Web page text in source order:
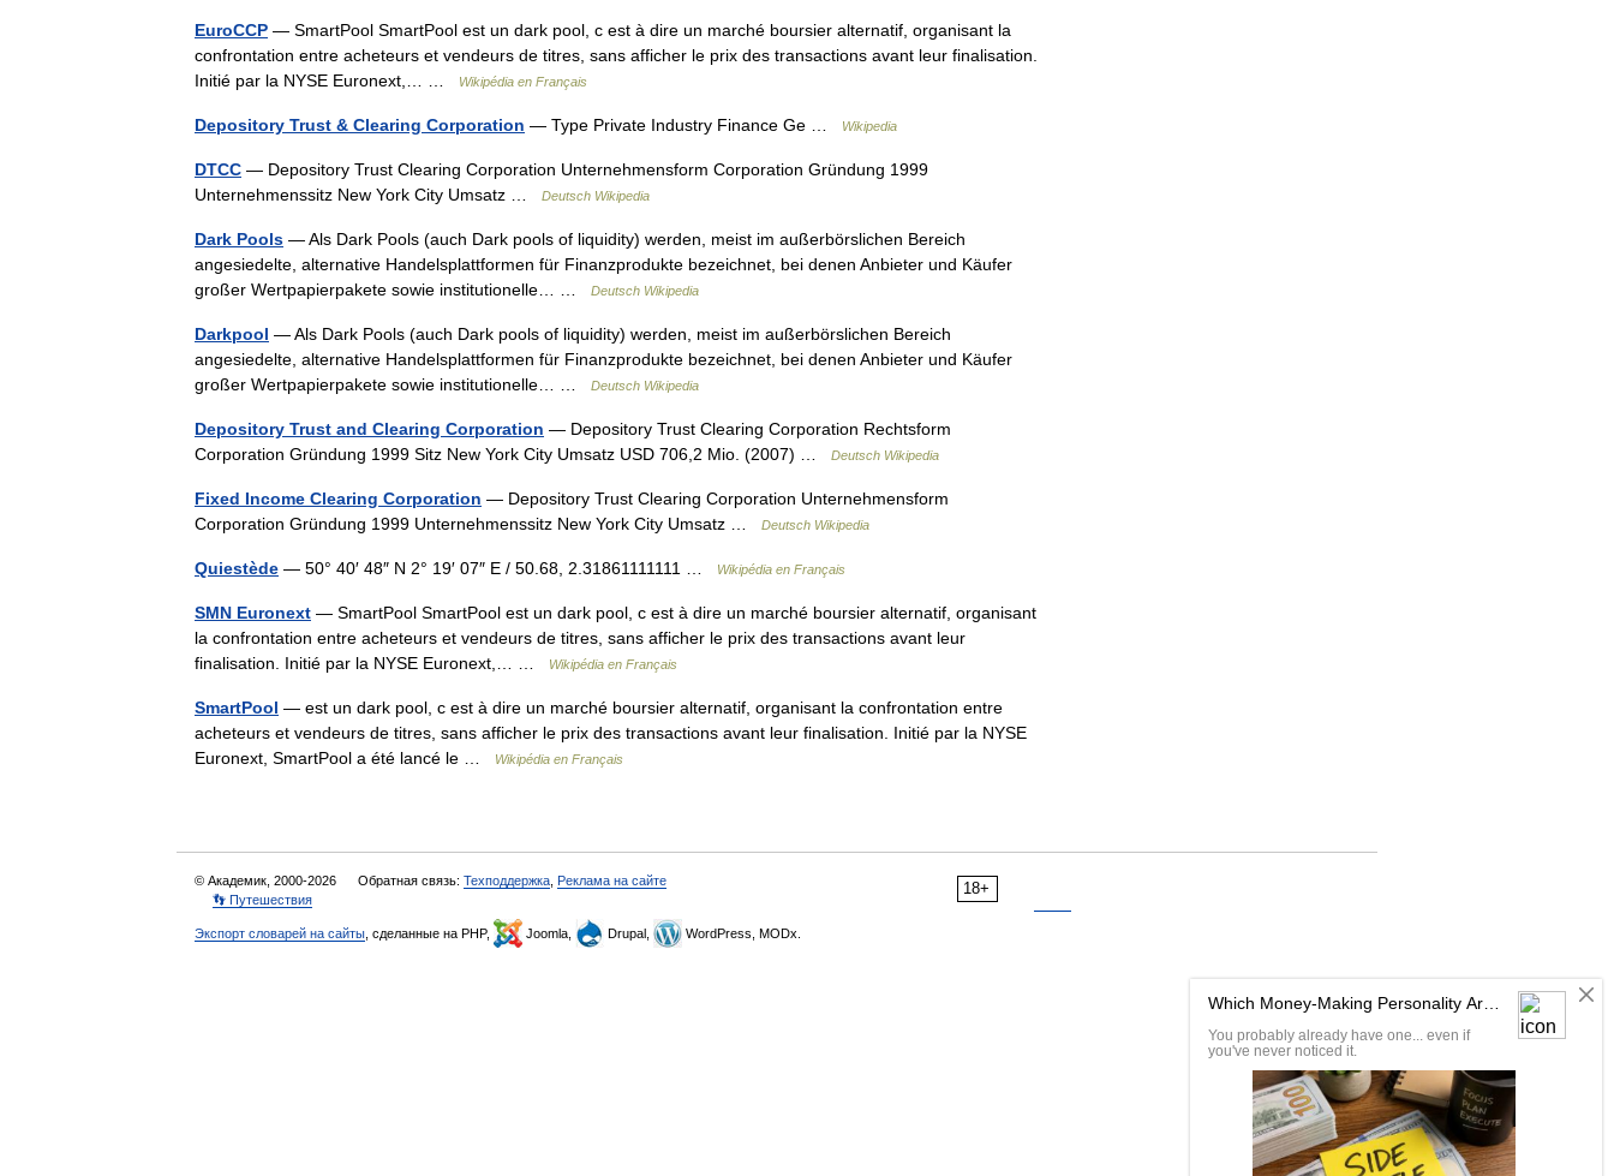
EuroCCP — SmartPool SmartPool est un dark pool, c est à dire un marché boursier alternatif, organisant la
confrontation entre acheteurs et vendeurs de titres, sans afficher le prix des transactions avant leur finalisation.
Initié par la NYSE Euronext,… …
Wikipédia en Français
Depository Trust & Clearing Corporation — Type Private Industry Finance Ge … Wikipedia
DTCC — Depository Trust Clearing Corporation Unternehmensform Corporation Gründung 1999
Unternehmenssitz New York City Umsatz …
Deutsch Wikipedia
Dark Pools — Als Dark Pools (auch Dark pools of liquidity) werden, meist im außerbörslichen Bereich
angesiedelte, alternative Handelsplattformen für Finanzprodukte bezeichnet, bei denen Anbieter und Käufer
großer Wertpapierpakete sowie institutionelle… …
Deutsch Wikipedia
Darkpool — Als Dark Pools (auch Dark pools of liquidity) werden, meist im außerbörslichen Bereich
angesiedelte, alternative Handelsplattformen für Finanzprodukte bezeichnet, bei denen Anbieter und Käufer
großer Wertpapierpakete sowie institutionelle… …
Deutsch Wikipedia
Depository Trust and Clearing Corporation — Depository Trust Clearing Corporation Rechtsform
Corporation Gründung 1999 Sitz New York City Umsatz USD 706,2 Mio. (2007) …
Deutsch Wikipedia
Fixed Income Clearing Corporation — Depository Trust Clearing Corporation Unternehmensform
Corporation Gründung 1999 Unternehmenssitz New York City Umsatz …
Deutsch Wikipedia
Quiestède — 50° 40′ 48″ N 2° 19′ 07″ E / 50.68, 2.31861111111 … Wikipédia en Français
SMN Euronext — SmartPool SmartPool est un dark pool, c est à dire un marché boursier alternatif, organisant
la confrontation entre acheteurs et vendeurs de titres, sans afficher le prix des transactions avant leur
finalisation. Initié par la NYSE Euronext,… …
Wikipédia en Français
SmartPool — est un dark pool, c est à dire un marché boursier alternatif, organisant la confrontation entre
acheteurs et vendeurs de titres, sans afficher le prix des transactions avant leur finalisation. Initié par la NYSE
Euronext, SmartPool a été lancé le …
Wikipédia en Français
18+
© Академик, 2000-2026 Обратная связь: Техподдержка Реклама на сайте
👣 Путешествия
Экспорт словарей на сайты , сделанные на PHP, Joomla, Drupal, WordPress, MODx.